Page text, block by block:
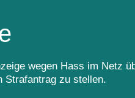
wegen Hass im Netz
Strafantrag zu stellen.